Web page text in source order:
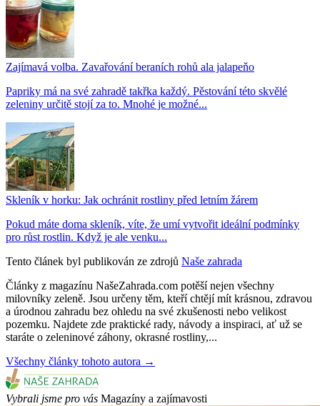
Zajímavá volba. Zavařování beraních rohů ala jalapeňo
Papriky má na své zahradě takřka každý. Pěstování této skvělé
zeleniny určitě stojí za to. Mnohé je možné...
Skleník v horku: Jak ochránit rostliny před letním žárem
Pokud máte doma skleník, víte, že umí vytvořit ideální podmínky
pro růst rostlin. Když je ale venku...
Tento článek byl publikován ze zdrojů Naše zahrada
Články z magazínu NašeZahrada.com potěší nejen všechny
milovníky zeleně. Jsou určeny těm, kteří chtějí mít krásnou, zdravou
a úrodnou zahradu bez ohledu na své zkušenosti nebo velikost
pozemku. Najdete zde praktické rady, návody a inspiraci, ať už se
staráte o zeleninové záhony, okrasné rostliny,...
Všechny články tohoto autora →
Vybrali jsme pro vás Magazíny a zajímavosti